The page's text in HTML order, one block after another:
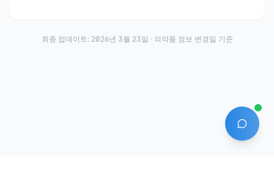
AI 에이
최종 업데이트: 2026년 3월 23일 · 의약품 정보 변경일 기준